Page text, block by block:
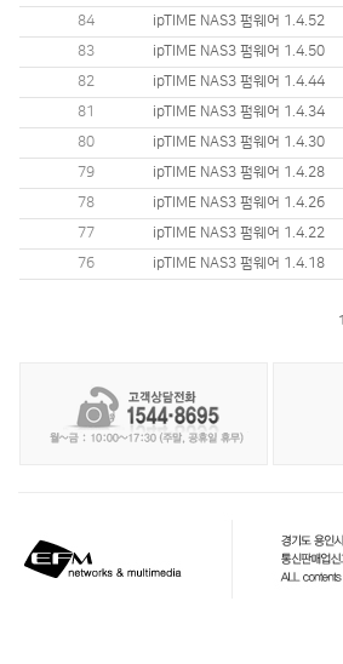
84
ipTIME NAS3 펌웨어 1.4.52
83
ipTIME NAS3 펌웨어 1.4.50
82
ipTIME NAS3 펌웨어 1.4.44
81
ipTIME NAS3 펌웨어 1.4.34
80
ipTIME NAS3 펌웨어 1.4.30
79
ipTIME NAS3 펌웨어 1.4.28
78
ipTIME NAS3 펌웨어 1.4.26
77
ipTIME NAS3 펌웨어 1.4.22
76
ipTIME NAS3 펌웨어 1.4.18
1